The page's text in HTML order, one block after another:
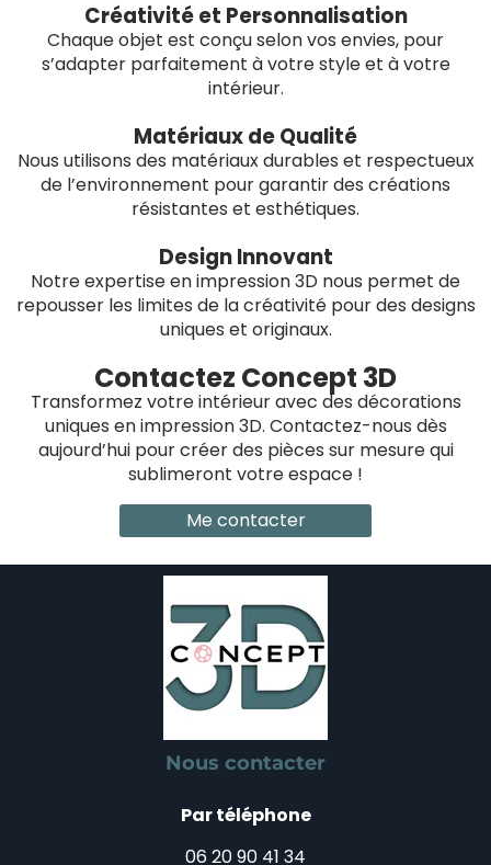
Créativité et Personnalisation
Chaque objet est conçu selon vos envies, pour
s’adapter parfaitement à votre style et à votre
intérieur.
Matériaux de Qualité
Nous utilisons des matériaux durables et respectueux
de l’environnement pour garantir des créations
résistantes et esthétiques.
Design Innovant
Notre expertise en impression 3D nous permet de
repousser les limites de la créativité pour des designs
uniques et originaux.
Contactez Concept 3D
Transformez votre intérieur avec des décorations
uniques en impression 3D. Contactez-nous dès
aujourd’hui pour créer des pièces sur mesure qui
sublimeront votre espace !
Me contacter
Nous contacter
Par téléphone
06 20 90 41 34